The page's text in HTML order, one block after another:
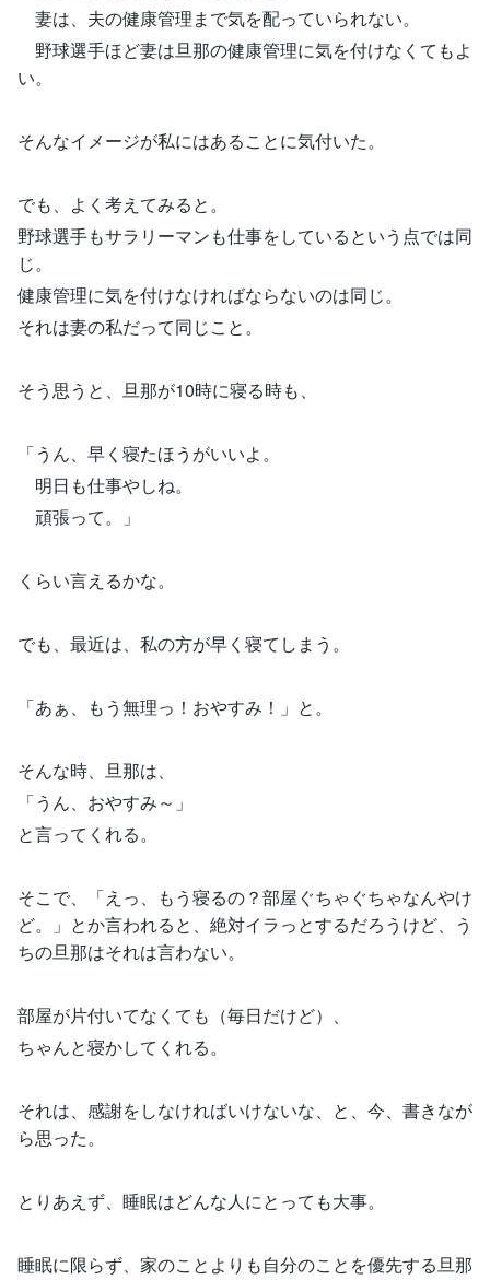
妻は、夫の健康管理まで気を配っていられない。
野球選手ほど妻は旦那の健康管理に気を付けなくてもよ
い。
そんなイメージが私にはあることに気付いた。
でも、よく考えてみると。
野球選手もサラリーマンも仕事をしているという点では同
じ。
健康管理に気を付けなければならないのは同じ。
それは妻の私だって同じこと。
そう思うと、旦那が10時に寝る時も、
「うん、早く寝たほうがいいよ。
明日も仕事やしね。
頑張って。」
くらい言えるかな。
でも、最近は、私の方が早く寝てしまう。
「あぁ、もう無理っ！おやすみ！」と。
そんな時、旦那は、
「うん、おやすみ～」
と言ってくれる。
そこで、「えっ、もう寝るの？部屋ぐちゃぐちゃなんやけ
ど。」とか言われると、絶対イラっとするだろうけど、う
ちの旦那はそれは言わない。
部屋が片付いてなくても（毎日だけど）、
ちゃんと寝かしてくれる。
それは、感謝をしなければいけないな、と、今、書きなが
ら思った。
とりあえず、睡眠はどんな人にとっても大事。
睡眠に限らず、家のことよりも自分のことを優先する旦那